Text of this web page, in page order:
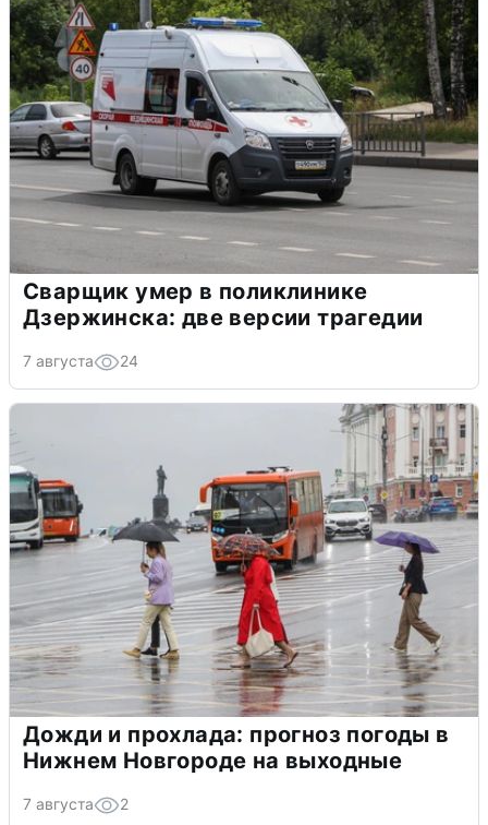
Сварщик умер в поликлинике
Дзержинска: две версии трагедии
7 августа 24
Дожди и прохлада: прогноз погоды в
Нижнем Новгороде на выходные
7 августа 2